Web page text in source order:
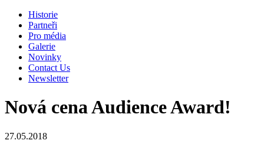
Historie
Partneři
Pro média
Galerie
Novinky
Contact Us
Newsletter
Nová cena Audience Award!
27.05.2018